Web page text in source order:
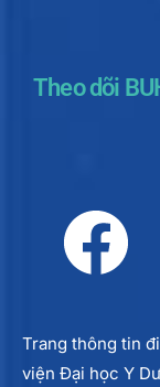
Theo dõi
Trang thông tin
viện Đại học Y